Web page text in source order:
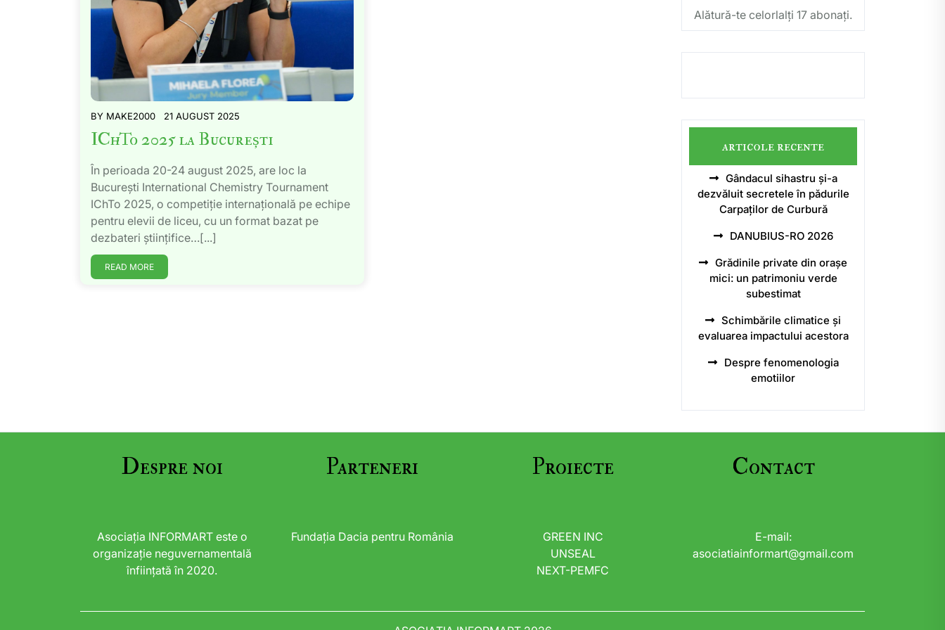
BY MAKE2000 21 AUGUST 2025
IChTo 2025 la București
În perioada 20-24 august 2025, are loc la
București International Chemistry Tournament
IChTo 2025, o competiție internațională pe echipe
pentru elevii de liceu, cu un format bazat pe
dezbateri științifice…[...]
READ MORE
Alătură-te celorlalți 17 abonați.
articole recente
Gândacul sihastru și-a
dezvăluit secretele în pădurile
Carpaților de Curbură
DANUBIUS-RO 2026
Grădinile private din orașe
mici: un patrimoniu verde
subestimat
Schimbările climatice și
evaluarea impactului acestora
Despre fenomenologia
emotiilor
Despre noi
Asociația INFORMART este o
organizație neguvernamentală
înființată în 2020.
Parteneri
Fundația Dacia pentru România
Proiecte
GREEN INC
UNSEAL
NEXT-PEMFC
Contact
E-mail:
asociatiainformart@gmail.com